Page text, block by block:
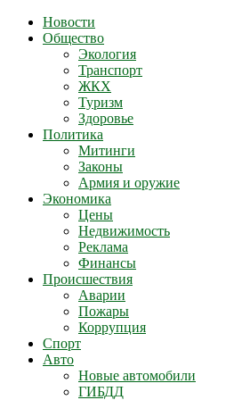
Новости
Общество
Экология
Транспорт
ЖКХ
Туризм
Здоровье
Политика
Митинги
Законы
Армия и оружие
Экономика
Цены
Недвижимость
Реклама
Финансы
Происшествия
Аварии
Пожары
Коррупция
Спорт
Авто
Новые автомобили
ГИБДД